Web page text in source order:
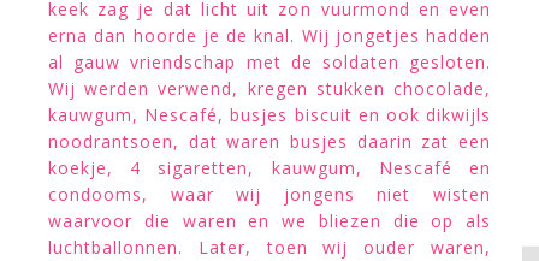
keek zag je dat licht uit zon vuurmond en even
erna dan hoorde je de knal. Wij jongetjes hadden
al gauw vriendschap met de soldaten gesloten.
Wij werden verwend, kregen stukken chocolade,
kauwgum, Nescafé, busjes biscuit en ook dikwijls
noodrantsoen, dat waren busjes daarin zat een
koekje, 4 sigaretten, kauwgum, Nescafé en
condooms, waar wij jongens niet wisten
waarvoor die waren en we bliezen die op als
luchtballonnen. Later, toen wij ouder waren,